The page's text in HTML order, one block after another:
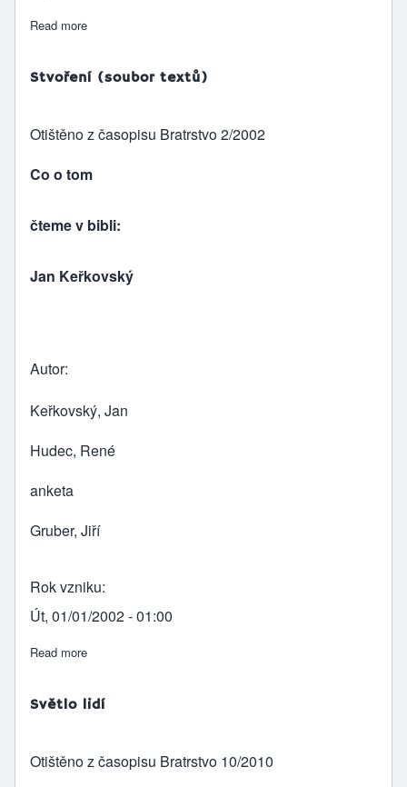
Read more
Stvoření (soubor textů)
Otištěno z časopisu Bratrstvo 2/2002
Co o tom
čteme v bibli:
Jan Keřkovský
Autor
Keřkovský, Jan
Hudec, René
anketa
Gruber, Jiří
Rok vzniku
Út, 01/01/2002 - 01:00
Read more
Světlo lidí
Otištěno z časopisu Bratrstvo 10/2010